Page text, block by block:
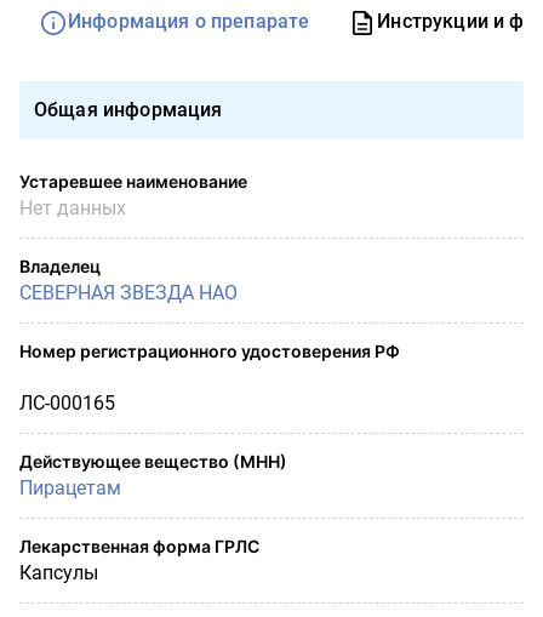
Информация о препарате Инструкции и
Общая информация
Устаревшее наименование
Нет данных
Владелец
СЕВЕРНАЯ ЗВЕЗДА НАО
Номер регистрационного удостоверения РФ
ЛС-000165
Действующее вещество (МНН)
Пирацетам
Лекарственная форма ГРЛС
Капсулы